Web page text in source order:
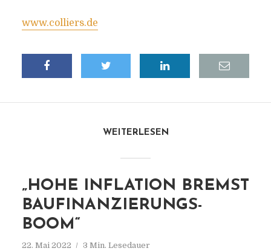
www.colliers.de
WEITERLESEN
„HOHE INFLATION BREMST
BAUFINANZIERUNGS-
BOOM“
22. Mai 2022 3 Min. Lesedauer